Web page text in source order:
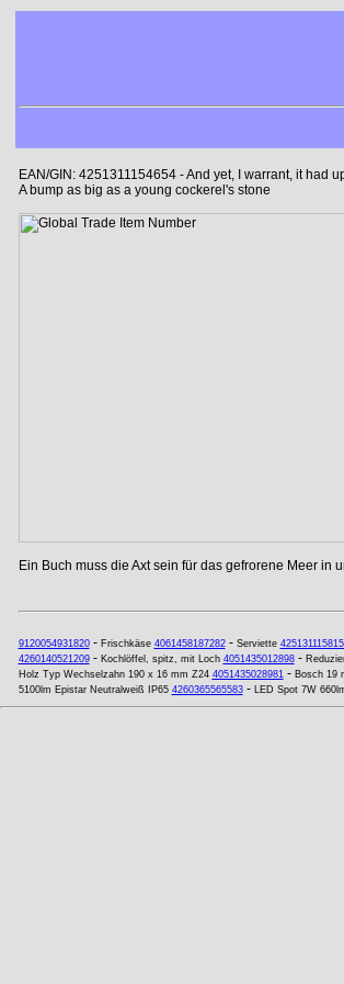
EAN/GIN: 4251311154654 - And yet, I warrant, it had
A bump as big as a young cockerel's stone
Ein Buch muss die Axt sein für das gefrorene Meer in
9120054931820- Frischkäse 4061458187282- Serviette
4260140521209- Kochlöffel, spitz, mit Loch 4051435012898-
Holz Typ Wechselzahn 190 x 16 mm Z24 4051435028981- Bosch 19
5100lm Epistar Neutralweiß IP65 4260365565583- LED Spot 7W